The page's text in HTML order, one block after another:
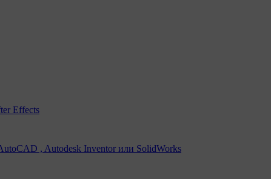
Effects
, Autodesk Inventor или SolidWorks